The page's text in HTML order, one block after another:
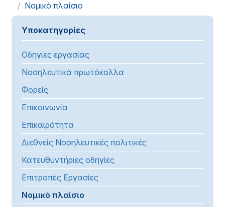
Νομικό πλαίσιο
Υποκατηγορίες
Οδηγίες εργασίας
Νοσηλευτικά πρωτόκολλα
Φορείς
Επικοινωνία
Επικαιρότητα
Διεθνείς Νοσηλευτικές πολιτικές
Κατευθυντήριες οδηγίες
Επιτροπές Εργασίες
Νομικό πλαίσιο